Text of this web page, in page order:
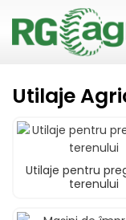
Utilaje
Utilaje pentru
terenului